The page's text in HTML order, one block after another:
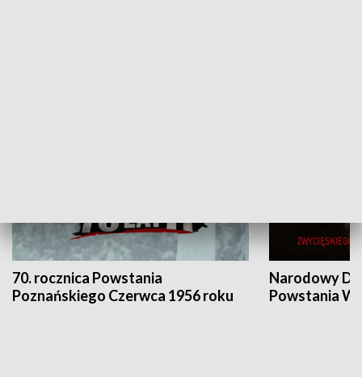
70. rocznica Powstania
Poznańskiego Czerwca 1956 roku
Narodowy
Powstania